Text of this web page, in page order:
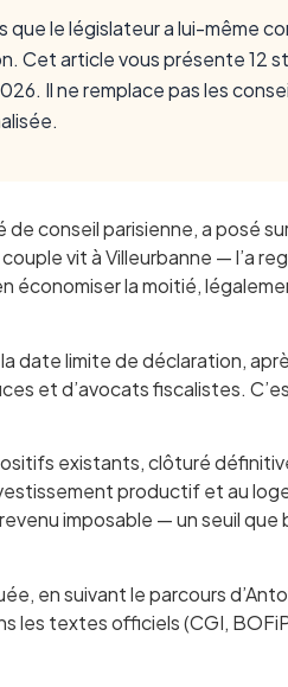
que le législateur a lui-même
Cet article vous présente 12
Il ne remplace pas les
conseil parisienne, a posé
vit à Villeurbanne — l’a
économiser la moitié,
limite de déclaration,
et d’avocats fiscalistes.
existants, clôturé
productif et au
imposable — un seuil
en suivant le parcours
les textes officiels (CGI,